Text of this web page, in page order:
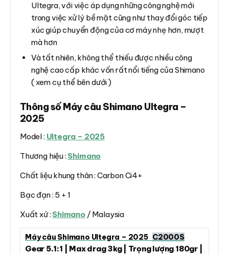
Ultegra, với việc áp dụng những công nghệ mới
trong việc xử lý bề mặt cũng như thay đổi góc tiếp
xúc giúp chuyển động của cơ máy nhẹ hơn, mượt
mà hơn
Và tất nhiên, không thể thiếu được nhiều công
nghệ cao cấp khác vốn rất nổi tiếng của Shimano
( xem cụ thể bên dưới )
Thông số Máy câu Shimano Ultegra –
2025
Model : Ultegra – 2025
Thương hiệu : Shimano
Chất liệu khung thân : Carbon Ci4+
Bạc đạn : 5 + 1
Xuất xứ : Shimano/ Malaysia
Máy câu Shimano Ultegra – 2025 C2000S
Gear 5.1:1 | Max drag 3kg | Trọng lượng 180gr |